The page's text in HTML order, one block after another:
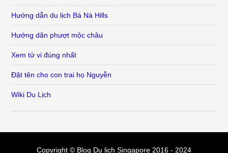
Hướng dẫn du lịch Bà Nà Hills
Hướng dãn phượt mộc châu
Xem tử vi đúng nhất
Đặt tên cho con trai họ Nguyễn
Wiki Du Lịch
Copyright © Blog Du lịch Singapore 2016 - 2024